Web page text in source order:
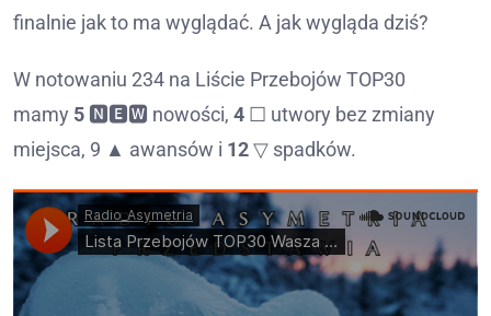
finalnie jak to ma wyglądać. A jak wygląda dziś?
W notowaniu 234 na Liście Przebojów TOP30
mamy 5 🅽🅴🆆 nowości, 4 ☐ utwory bez zmiany
miejsca, 9 ▲ awansów i 12▽ spadków.